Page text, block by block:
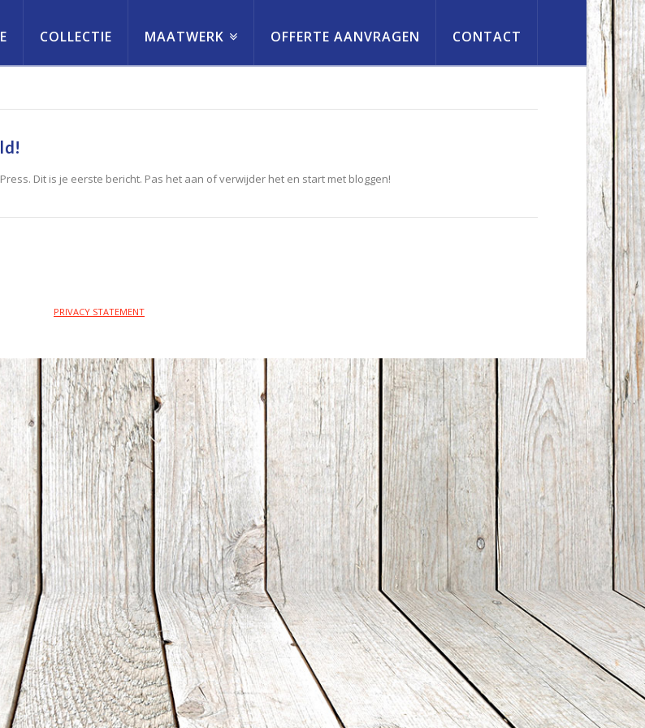
COLLECTIE MAATWERK OFFERTE AANVRAGEN CONTACT
Dit is je eerste bericht. Pas het aan of verwijder het en start met bloggen!
PRIVACY STATEMENT